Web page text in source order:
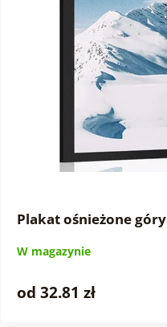
Plakat ośnieżone góry
W magazynie
od 32.81 zł